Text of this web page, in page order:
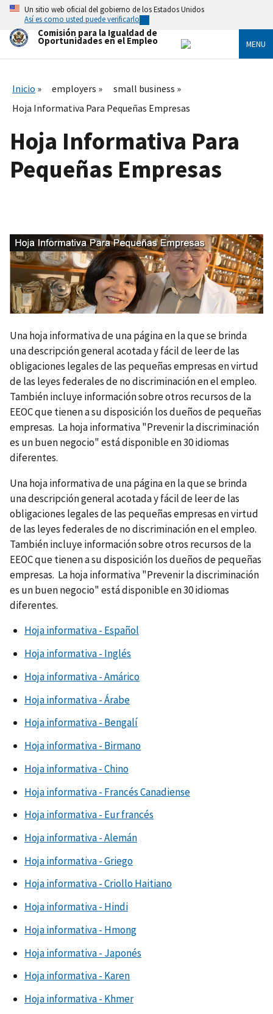
Skip
main
content
Un sitio web oficial del gobierno de los Estados Unidos
Así es como usted puede verificarlo
Comisión para la Igualdad de
Oportunidades en el Empleo MENU
Inicio employers
small business
Hoja Informativa Para Pequeñas Empresas
Hoja Informativa Para
Pequeñas Empresas
m
a
g
e
n
Una hoja informativa de una página en la que se brinda
una descripción general acotada y fácil de leer de las
obligaciones legales de las pequeñas empresas en virtud
de las leyes federales de no discriminación en el empleo.
También incluye información sobre otros recursos de la
EEOC que tienen a su disposición los dueños de pequeñas
empresas. La hoja informativa "Prevenir la discriminación
es un buen negocio" está disponible en 30 idiomas
diferentes.
Una hoja informativa de una página en la que se brinda
una descripción general acotada y fácil de leer de las
obligaciones legales de las pequeñas empresas en virtud
de las leyes federales de no discriminación en el empleo.
También incluye información sobre otros recursos de la
EEOC que tienen a su disposición los dueños de pequeñas
empresas. La hoja informativa "Prevenir la discriminación
es un buen negocio" está disponible en 30 idiomas
diferentes.
Hoja informativa - Español
Hoja informativa - Inglés
Hoja informativa - Amárico
Hoja informativa - Árabe
Hoja informativa - Bengalí
Hoja informativa - Birmano
Hoja informativa - Chino
Hoja informativa - Francés Canadiense
Hoja informativa - Eur francés
Hoja informativa - Alemán
Hoja informativa - Griego
Hoja informativa - Criollo Haitiano
Hoja informativa - Hindi
Hoja informativa - Hmong
Hoja informativa - Japonés
Hoja informativa - Karen
Hoja informativa - Khmer